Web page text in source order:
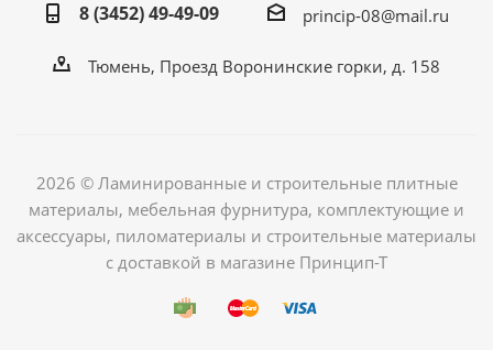
8 (3452) 49-49-09
princip-08@mail.ru
Тюмень, Проезд Воронинские горки, д. 158
2026 © Ламинированные и строительные плитные
материалы, мебельная фурнитура, комплектующие и
аксессуары, пиломатериалы и строительные материалы
с доставкой в магазине Принцип-Т